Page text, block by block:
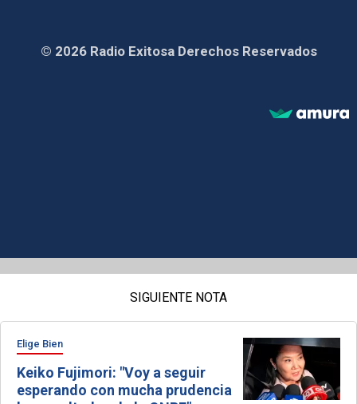
© 2026 Radio Exitosa Derechos Reservados
SIGUIENTE NOTA
Elige Bien
Keiko Fujimori: "Voy a seguir
esperando con mucha prudencia